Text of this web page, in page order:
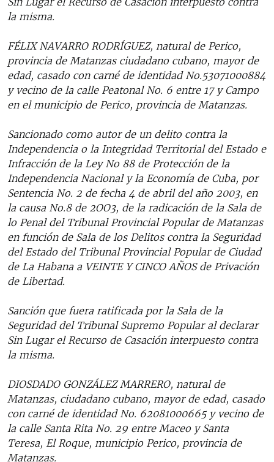
la misma.
FÉLIX NAVARRO RODRÍGUEZ, natural de Perico,
provincia de Matanzas ciudadano cubano, mayor de
edad, casado con carné de identidad No.53071000884
y vecino de la calle Peatonal No. 6 entre 17 y Campo
en el municipio de Perico, provincia de Matanzas.
Sancionado como autor de un delito contra la
Independencia o la Integridad Territorial del Estado e
Infracción de la Ley No 88 de Protección de la
Independencia Nacional y la Economía de Cuba, por
Sentencia No. 2 de fecha 4 de abril del año 2003, en
la causa No.8 de 2OO3, de la radicación de la Sala de
lo Penal del Tribunal Provincial Popular de Matanzas
en función de Sala de los Delitos contra la Seguridad
del Estado del Tribunal Provincial Popular de Ciudad
de La Habana a VEINTE Y CINCO AÑOS de Privación
de Libertad.
Sanción que fuera ratificada por la Sala de la
Seguridad del Tribunal Supremo Popular al declarar
Sin Lugar el Recurso de Casación interpuesto contra
la misma.
DIOSDADO GONZÁLEZ MARRERO, natural de
Matanzas, ciudadano cubano, mayor de edad, casado
con carné de identidad No. 62081000665 y vecino de
la calle Santa Rita No. 29 entre Maceo y Santa
Teresa, El Roque, municipio Perico, provincia de
Matanzas.